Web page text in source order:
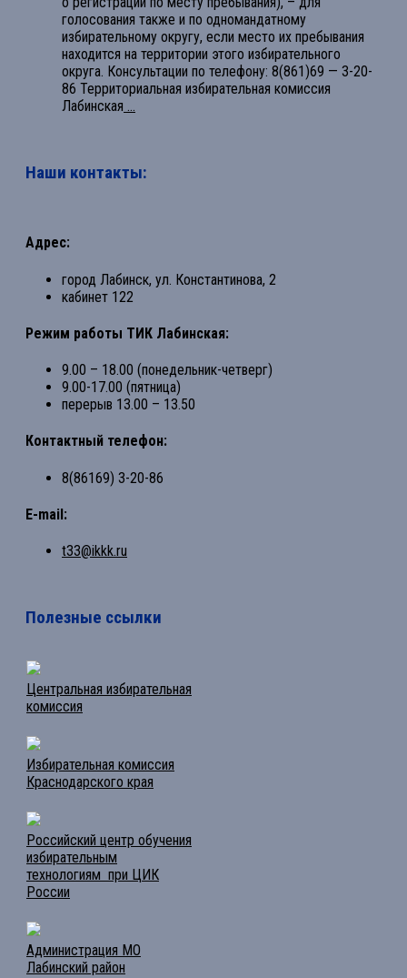
голосования также и по одномандатному
избирательному округу, если место их пребывания
находится на территории этого избирательного
округа. Консультации по телефону: 8(861)69 — 3-20-
86 Территориальная избирательная комиссия
Лабинская ...
Наши контакты:
Адрес:
город Лабинск, ул. Константинова, 2
кабинет 122
Режим работы ТИК Лабинская:
9.00 – 18.00 (понедельник-четверг)
9.00-17.00 (пятница)
перерыв 13.00 – 13.50
Контактный телефон:
8(86169) 3-20-86
E-mail:
t33@ikkk.ru
Полезные ссылки
Центральная избирательная
комиссия
Избирательная комиссия
Краснодарского края
Российский центр обучения
избирательным
технологиям при ЦИК
России
Администрация МО
Лабинский район